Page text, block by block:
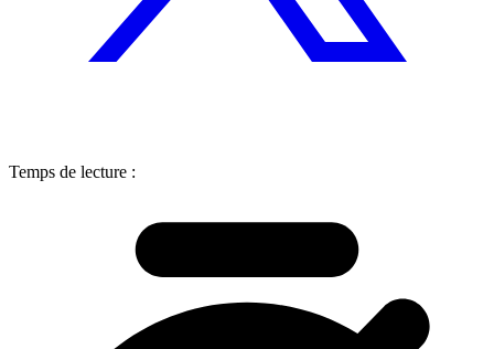
Temps de lecture :